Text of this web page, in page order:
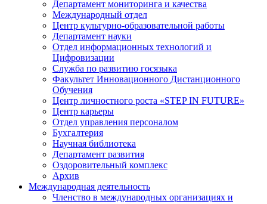
Департамент мониторинга и качества
Международный отдел
Центр культурно-образовательной работы
Департамент науки
Отдел информационных технологий и
Цифровизации
Служба по развитию госязыка
Факультет Инновационного Дистанционного
Обучения
Центр личностного роста «STEP IN FUTURE»
Центр карьеры
Отдел управления персоналом
Бухгалтерия
Научная библиотека
Департамент развития
Оздоровительный комплекс
Архив
Международная деятельность
Членство в международных организациях и